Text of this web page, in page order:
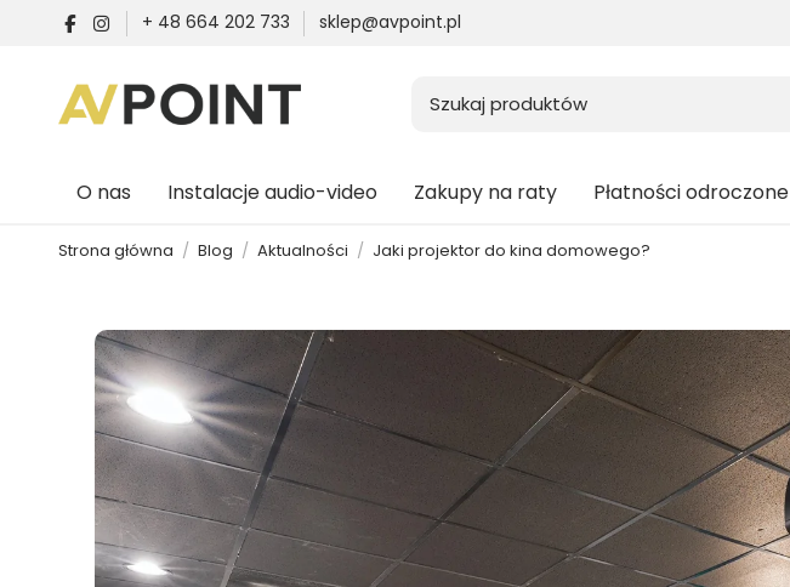
+ 48 664 202 733 sklep@avpoint.pl
O nas Instalacje audio-video Zakupy na raty Płatności odroczone
Strona główna Blog Aktualności Jaki projektor do kina domowego?